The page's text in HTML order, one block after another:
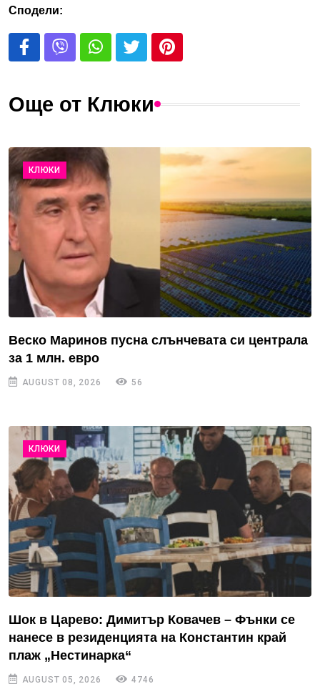
Сподели:
Още от Клюки
КЛЮКИ
Веско Маринов пусна слънчевата си централа
за 1 млн. евро
AUGUST 08, 2026 56
КЛЮКИ
Шок в Царево: Димитър Ковачев – Фънки се
нанесе в резиденцията на Константин край
плаж „Нестинарка“
AUGUST 05, 2026 4746